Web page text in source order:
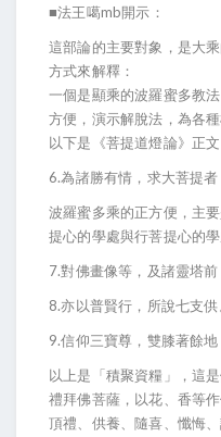
■法王噶mb開示：
這部論的主要對象，是大
方式來解釋：
一個是顯乘的波羅蜜多教
方便，演示解脫法，為各
以下是《菩提道燈論》正文
6.為諸勝有情，求大菩提
波羅蜜多乘的正方便，主
提心的學處與行菩提心的學
7.對佛畫像等，及諸靈塔前
8.亦以普賢行，所說七支
9.信仰三寶尊，雙膝著餘
以上是「積聚資糧」，這
禮拜佛菩薩，以花、香等
頂禮、供養、隨喜、懺悔